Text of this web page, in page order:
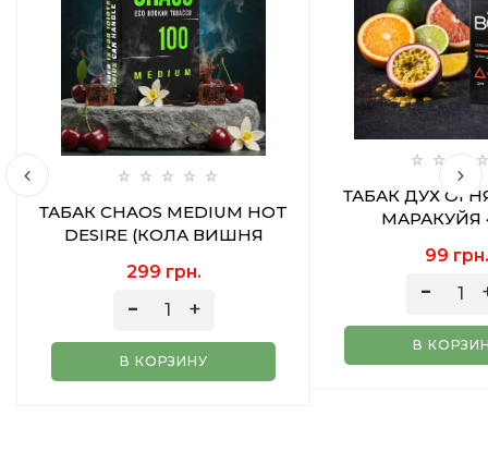
ТАБАК CHAOS MEDIUM HOT
DESIRE (КОЛА ВИШНЯ
299 грн.
В КОРЗИНУ
ТАБАК ДУХ
МАРАКУЙЯ
99 грн.
В